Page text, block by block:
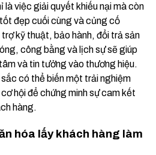
là việc giải quyết khiếu nại mà còn
đẹp cuối cùng và củng cố
kỹ thuật, bảo hành, đổi trả sản
công bằng và lịch sự sẽ giúp
và tin tưởng vào thương hiệu.
có thể biến một trải nghiệm
hội để chứng minh sự cam kết
hàng.
hóa lấy khách hàng làm